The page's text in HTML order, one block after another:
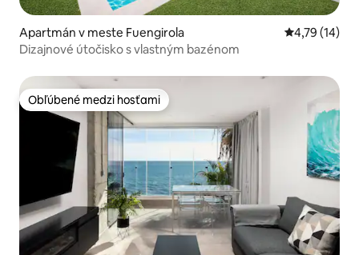
Apartmán v meste Fuengirola Priemerné
4,79 (14)
Dizajnové útočisko s vlastným bazénom
Obľúbené medzi hosťami
Obľúbené medzi hosťami